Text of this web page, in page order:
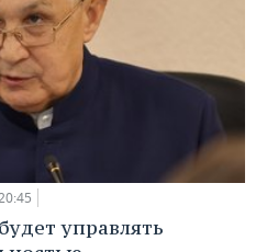
управлять